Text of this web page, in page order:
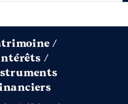
/
/